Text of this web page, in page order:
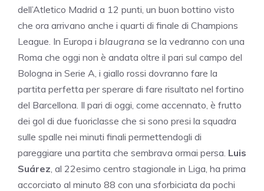
dell’Atletico Madrid a 12 punti, un buon bottino visto
che ora arrivano anche i quarti di finale di Champions
League. In Europa i blaugrana se la vedranno con una
Roma che oggi non è andata oltre il pari sul campo del
Bologna in Serie A, i giallo rossi dovranno fare la
partita perfetta per sperare di fare risultato nel fortino
del Barcellona. Il pari di oggi, come accennato, è frutto
dei gol di due fuoriclasse che si sono presi la squadra
sulle spalle nei minuti finali permettendogli di
pareggiare una partita che sembrava ormai persa. Luis
Suárez, al 22esimo centro stagionale in Liga, ha prima
accorciato al minuto 88 con una sforbiciata da pochi